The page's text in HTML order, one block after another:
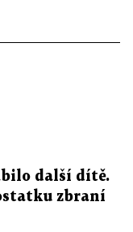
další dítě.
zbraní